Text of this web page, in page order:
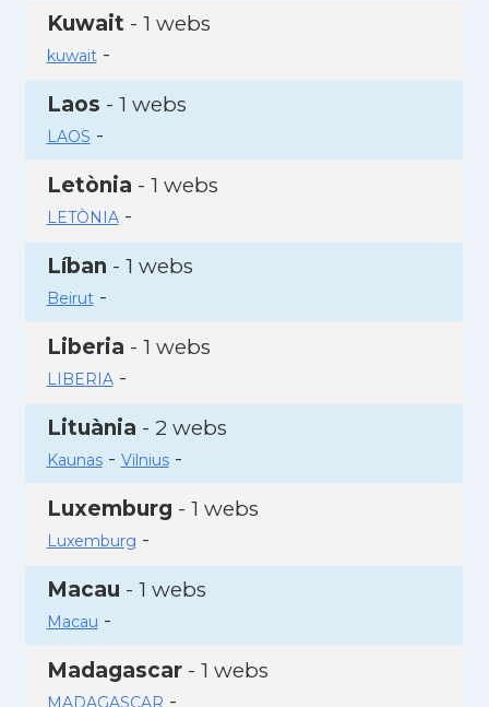
Kuwait - 1 webs
kuwait-
Laos - 1 webs
LAOS -
Letònia - 1 webs
LETÒNIA-
Líban - 1 webs
Beirut-
Liberia - 1 webs
LIBERIA-
Lituània - 2 webs
Kaunas- Vilnius-
Luxemburg - 1 webs
Luxemburg -
Macau - 1 webs
Macau -
Madagascar- 1 webs
MADAGASCAR -